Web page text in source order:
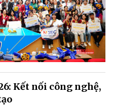
Kết nối công nghệ,